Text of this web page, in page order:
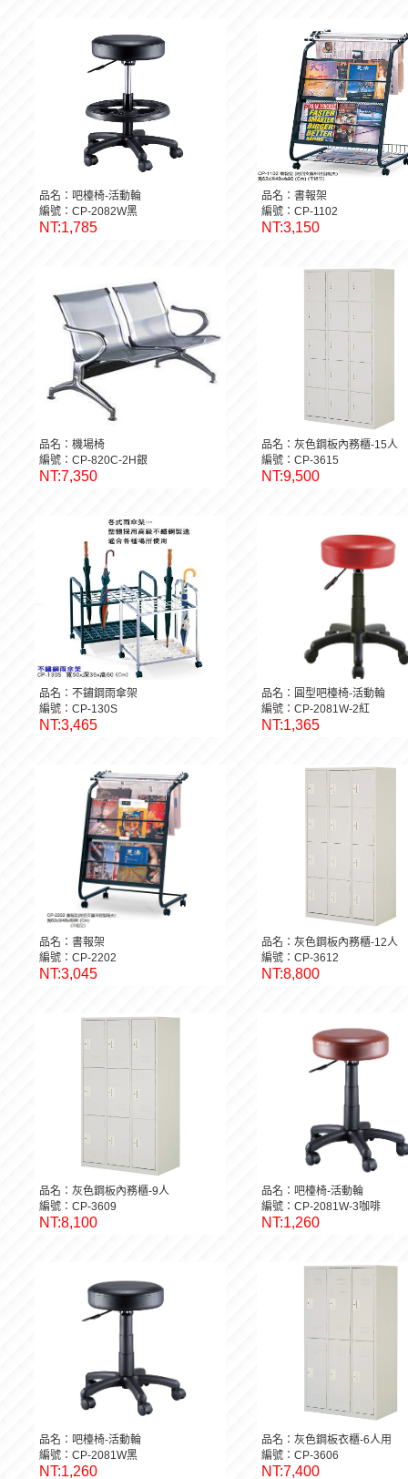
品名：吧檯椅-活動輪
編號：CP-2082W黑
NT:1,785
品名：書報架
編號：CP-1102
NT:3,150
品名：機場椅
編號：CP-820C-2H銀
NT:7,350
品名：灰色鋼板內務櫃-15人
編號：CP-3615
NT:9,500
品名：不鏽鋼雨傘架
編號：CP-130S
NT:3,465
品名：圓型吧檯椅-活動輪
編號：CP-2081W-2紅
NT:1,365
品名：書報架
編號：CP-2202
NT:3,045
品名：灰色鋼板內務櫃-12人
編號：CP-3612
NT:8,800
品名：灰色鋼板內務櫃-9人
編號：CP-3609
NT:8,100
品名：吧檯椅-活動輪
編號：CP-2081W-3咖啡
NT:1,260
品名：吧檯椅-活動輪
編號：CP-2081W黑
NT:1,260
品名：灰色鋼板衣櫃-6人用
編號：CP-3606
NT:7,400